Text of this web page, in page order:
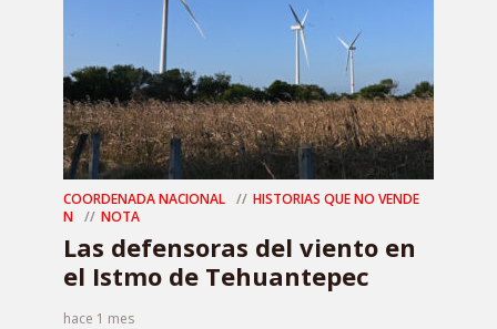
COORDENADA NACIONAL
HISTORIAS QUE NO VENDE
N
NOTA
Las defensoras del viento en
el Istmo de Tehuantepec
hace 1 mes